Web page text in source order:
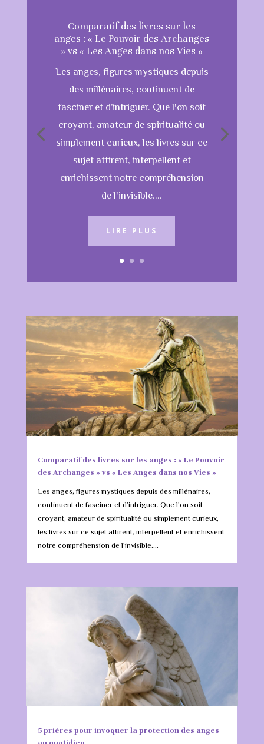
Comparatif des livres sur les
anges : « Le Pouvoir des Archanges
» vs « Les Anges dans nos Vies »
Les anges, figures mystiques depuis
des millénaires, continuent de
fasciner et d’intriguer. Que l'on soit
croyant, amateur de spiritualité ou
simplement curieux, les livres sur ce
sujet attirent, interpellent et
enrichissent notre compréhension
de l'invisible....
LIRE PLUS
Comparatif des livres sur les anges : « Le Pouvoir
des Archanges » vs « Les Anges dans nos Vies »
Les anges, figures mystiques depuis des millénaires,
continuent de fasciner et d’intriguer. Que l'on soit
croyant, amateur de spiritualité ou simplement curieux,
les livres sur ce sujet attirent, interpellent et enrichissent
notre compréhension de l'invisible....
5 prières pour invoquer la protection des anges